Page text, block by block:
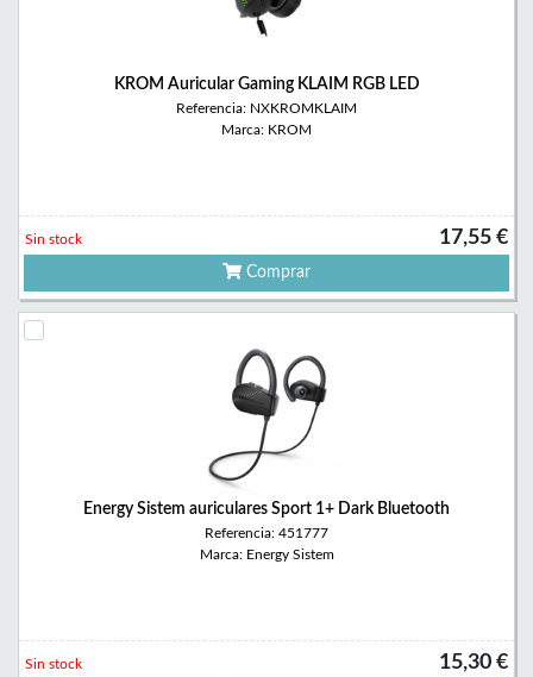
KROM Auricular Gaming KLAIM RGB LED
Referencia: NXKROMKLAIM
Marca: KROM
17,55 €
Sin stock
Comprar
Energy Sistem auriculares Sport 1+ Dark Bluetooth
Referencia: 451777
Marca: Energy Sistem
15,30 €
Sin stock